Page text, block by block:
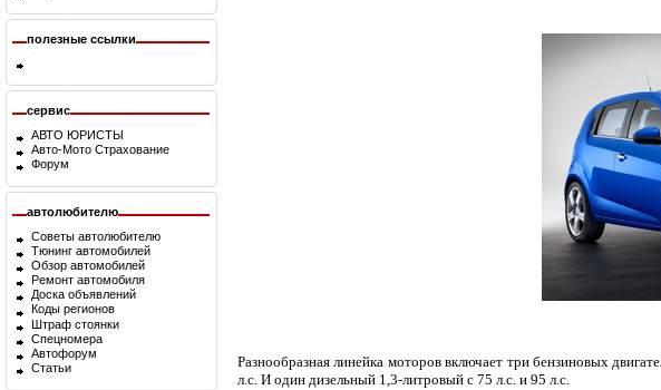
полезные ссылки
сервис
АВТО ЮРИСТЫ
Авто-Мото Страхование
Форум
автолюбителю
Советы автолюбителю
Тюнинг автомобилей
Обзор автомобилей
Ремонт автомобиля
Доска объявлений
Коды регионов
Штраф стоянки
Спецномера
Автофорум
Статьи
Разнообразная линейка моторов включает три бензиновых
л.с. И один дизельный 1,3-литровый с 75 л.с. и 95 л.с.